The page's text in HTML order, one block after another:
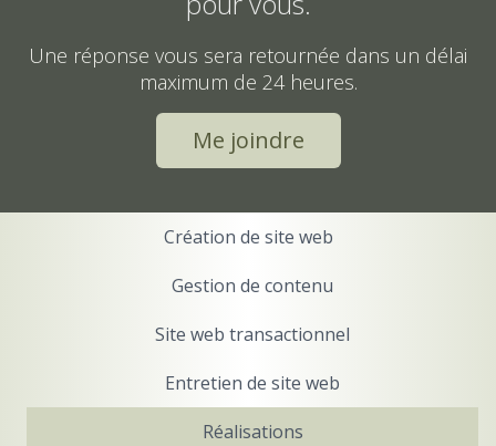
Une réponse vous sera retournée dans un délai
maximum de 24 heures.
Me joindre
Création de site web
Gestion de contenu
Site web transactionnel
Entretien de site web
Réalisations